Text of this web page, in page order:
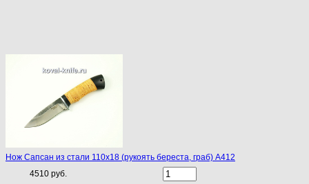
Нож Сапсан из стали 110х18 (рукоять береста, граб) A412
4510 руб.